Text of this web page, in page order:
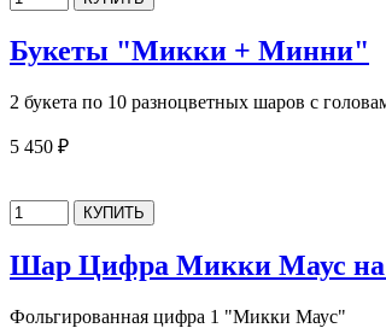
Букеты "Микки + Минни"
2 букета по 10 разноцветных шаров с
5 450 ₽
Шар Цифра Микки Маус
Фольгированная цифра 1 "Микки Маус"